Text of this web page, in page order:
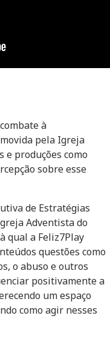
à
pela Igreja
e produções como
sobre esse
de Estratégias
Adventista do
qual a Feliz7Play
questões como
o abuso e outros
positivamente a
um espaço
como agir nesses